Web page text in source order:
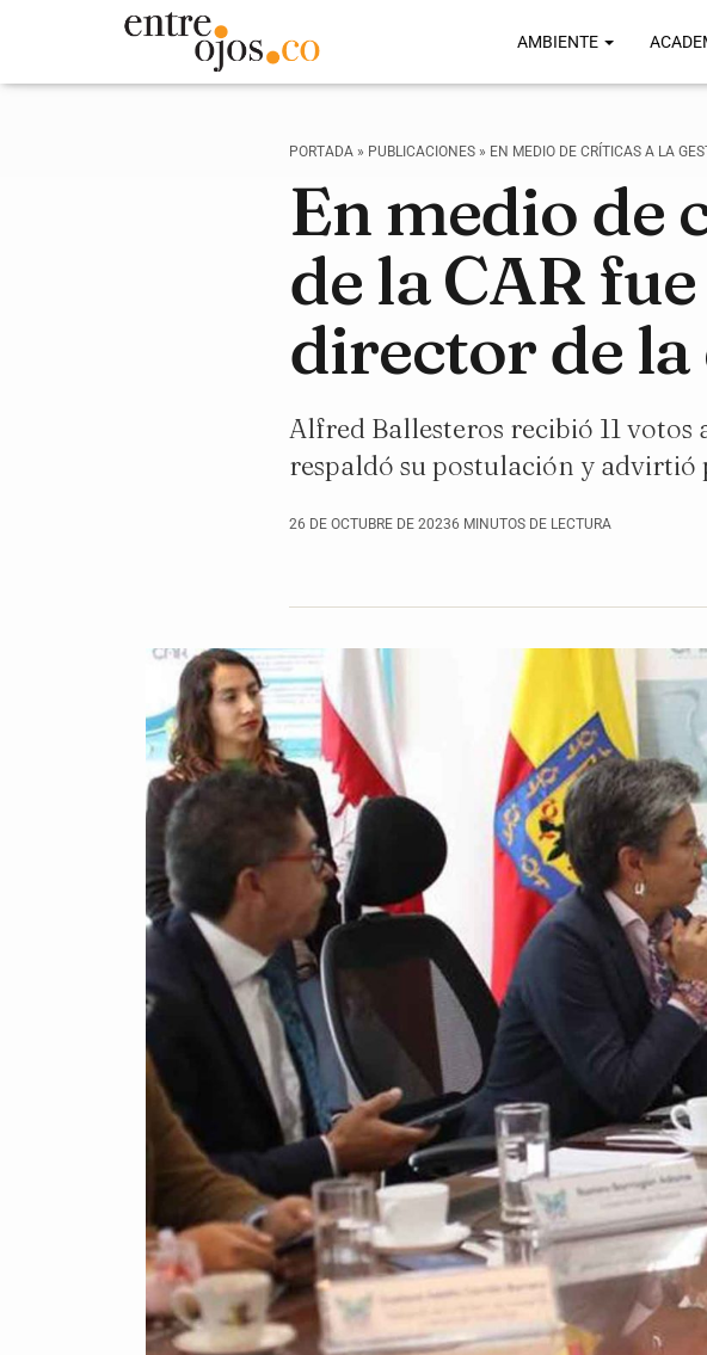
AMBIENTE
PORTADA » PUBLICACIONES » EN MEDIO DE CRÍTICAS A LA
En medio de
de la CAR
director de
Alfred Ballesteros recibió 11
respaldó su postulación y advirtió
26 DE OCTUBRE DE 20236 MINUTOS DE LECTURA